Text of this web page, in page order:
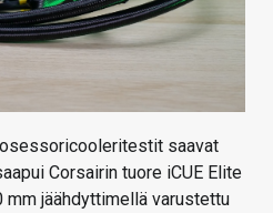
saavat
Corsairin tuore iCUE Elite
mm jäähdyttimellä varustettu